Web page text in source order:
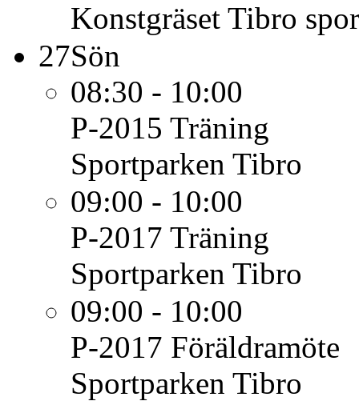
Konstgräset Tibro
27Sön
08:30 - 10:00
P-2015 Träning
Sportparken Tibro
09:00 - 10:00
P-2017 Träning
Sportparken Tibro
09:00 - 10:00
P-2017 Föräldramöte
Sportparken Tibro